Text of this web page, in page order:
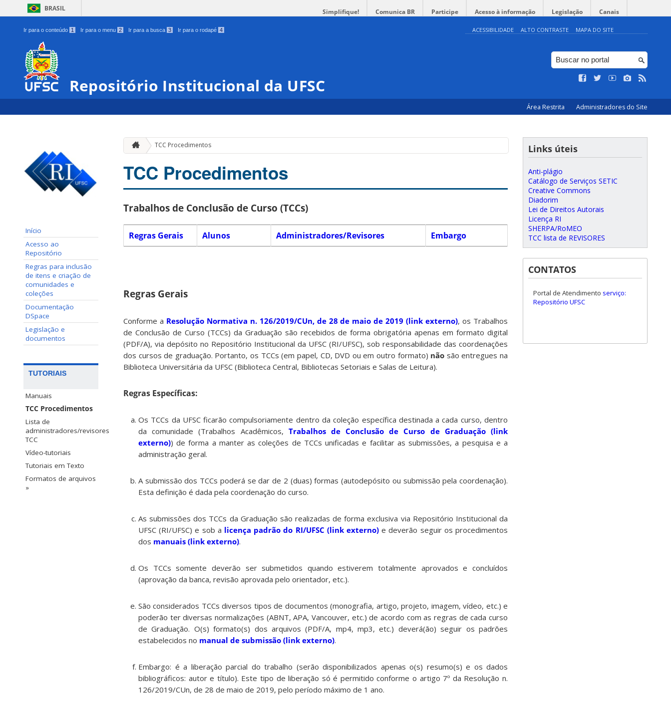
BRASIL Simplifique! Comunica BR Participe Acesso à informação Legislação Canais
Ir para o conteúdo 1 Ir para o menu 2 Ir para a busca 3 Ir para o rodapé 4 ACESSIBILIDADE ALTO CONTRASTE MAPA DO SITE
Repositório Institucional da UFSC
Área Restrita Administradores do Site
Início
Acesso ao
Repositório
Regras para inclusão
de itens e criação de
comunidades e
coleções
Documentação
DSpace
Legislação e
documentos
TUTORIAIS
Manuais
TCC Procedimentos
Lista de
administradores/revisores
TCC
Vídeo-tutoriais
Tutoriais em Texto
Formatos de arquivos
»
TCC Procedimentos
TCC Procedimentos
Trabalhos de Conclusão de Curso (TCCs)
Regras Gerais Alunos Administradores/Revisores Embargo
Regras Gerais
Conforme a Resolução Normativa n. 126/2019/CUn, de 28 de maio de 2019 (link externo), os Trabalhos
de Conclusão de Curso (TCCs) da Graduação são recebidos de forma obrigatória apenas em formato digital
(PDF/A), via depósito no Repositório Institucional da UFSC (RI/UFSC), sob responsabilidade das coordenações
dos cursos de graduação. Portanto, os TCCs (em papel, CD, DVD ou em outro formato) não são entregues na
Biblioteca Universitária da UFSC (Biblioteca Central, Bibliotecas Setoriais e Salas de Leitura).
Regras Específicas:
Os TCCs da UFSC ficarão compulsoriamente dentro da coleção específica destinada a cada curso, dentro
da comunidade (Trabalhos Acadêmicos, Trabalhos de Conclusão de Curso de Graduação (link
externo)) de forma a manter as coleções de TCCs unificadas e facilitar as submissões, a pesquisa e a
administração geral.
A submissão dos TCCs poderá se dar de 2 (duas) formas (autodepósito ou submissão pela coordenação).
Esta definição é dada pela coordenação do curso.
As submissões dos TCCs da Graduação são realizadas de forma exclusiva via Repositório Institucional da
UFSC (RI/UFSC) e sob a licença padrão do RI/UFSC (link externo) e deverão seguir os procedimentos
dos manuais (link externo).
Os TCCs somente deverão ser submetidos quando estiverem totalmente aprovados e concluídos
(aprovação da banca, revisão aprovada pelo orientador, etc.).
São considerados TCCs diversos tipos de documentos (monografia, artigo, projeto, imagem, vídeo, etc.) e
poderão ter diversas normalizações (ABNT, APA, Vancouver, etc.) de acordo com as regras de cada curso
de Graduação. O(s) formato(s) dos arquivos (PDF/A, mp4, mp3, etc.) deverá(ão) seguir os padrões
estabelecidos no manual de submissão (link externo).
Embargo: é a liberação parcial do trabalho (serão disponibilizados apenas o(s) resumo(s) e os dados
bibliográficos: autor e título). Este tipo de liberação só é permitido conforme o artigo 7º da Resolução n.
126/2019/CUn, de 28 de maio de 2019, pelo período máximo de 1 ano.
Links úteis
Anti-plágio
Catálogo de Serviços SETIC
Creative Commons
Diadorim
Lei de Direitos Autorais
Licença RI
SHERPA/RoMEO
TCC lista de REVISORES
CONTATOS
Portal de Atendimento serviço:
Repositório UFSC